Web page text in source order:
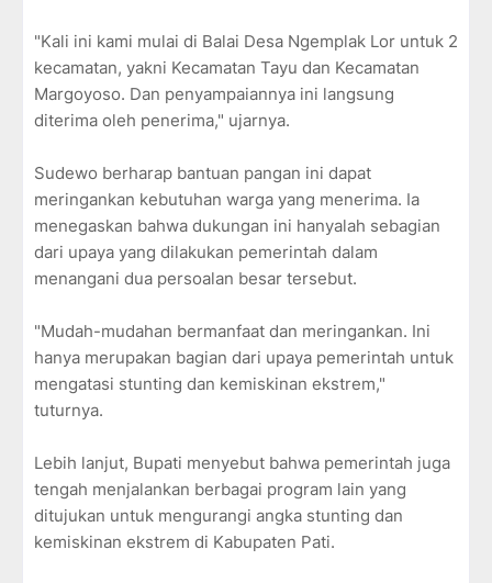
"Kali ini kami mulai di Balai Desa Ngemplak Lor untuk 2
kecamatan, yakni Kecamatan Tayu dan Kecamatan
Margoyoso. Dan penyampaiannya ini langsung
diterima oleh penerima," ujarnya.
Sudewo berharap bantuan pangan ini dapat
meringankan kebutuhan warga yang menerima. Ia
menegaskan bahwa dukungan ini hanyalah sebagian
dari upaya yang dilakukan pemerintah dalam
menangani dua persoalan besar tersebut.
"Mudah-mudahan bermanfaat dan meringankan. Ini
hanya merupakan bagian dari upaya pemerintah untuk
mengatasi stunting dan kemiskinan ekstrem,"
tuturnya.
Lebih lanjut, Bupati menyebut bahwa pemerintah juga
tengah menjalankan berbagai program lain yang
ditujukan untuk mengurangi angka stunting dan
kemiskinan ekstrem di Kabupaten Pati.